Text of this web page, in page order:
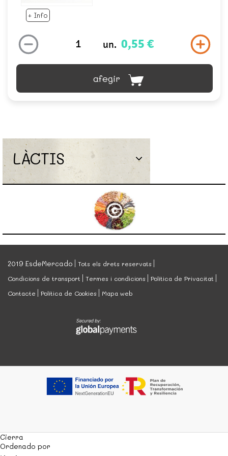
+ Info
un. 0,55 €
afegir
LÀCTIS
2019 EsdeMercado
Tots els drets reservats
Condicions de transport
Termes i condicions
Política de Privacitat
Contacte
Política de Cookies Mapa web
Cierra
Ordenado por